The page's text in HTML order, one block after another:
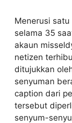
Menerusi
selama 35
akaun
netizen
ditujukkan
senyuman
caption dari
tersebut
senyum-